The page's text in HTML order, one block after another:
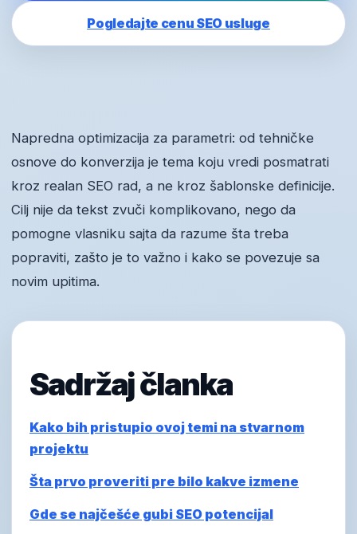
Pogledajte cenu SEO usluge
Napredna optimizacija za parametri: od tehničke
osnove do konverzija je tema koju vredi posmatrati
kroz realan SEO rad, a ne kroz šablonske definicije.
Cilj nije da tekst zvuči komplikovano, nego da
pomogne vlasniku sajta da razume šta treba
popraviti, zašto je to važno i kako se povezuje sa
novim upitima.
Sadržaj članka
Kako bih pristupio ovoj temi na stvarnom
projektu
Šta prvo proveriti pre bilo kakve izmene
Gde se najčešće gubi SEO potencijal